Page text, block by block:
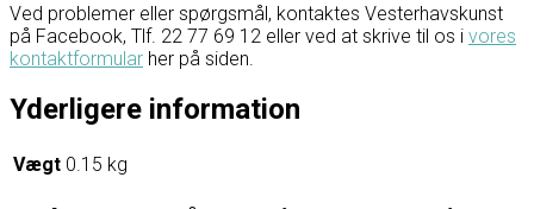
Ved problemer eller spørgsmål, kontaktes Vesterhavskunst
på Facebook, Tlf. 22 77 69 12 eller ved at skrive til os i vores
kontaktformular her på siden.
Yderligere information
Vægt 0.15 kg